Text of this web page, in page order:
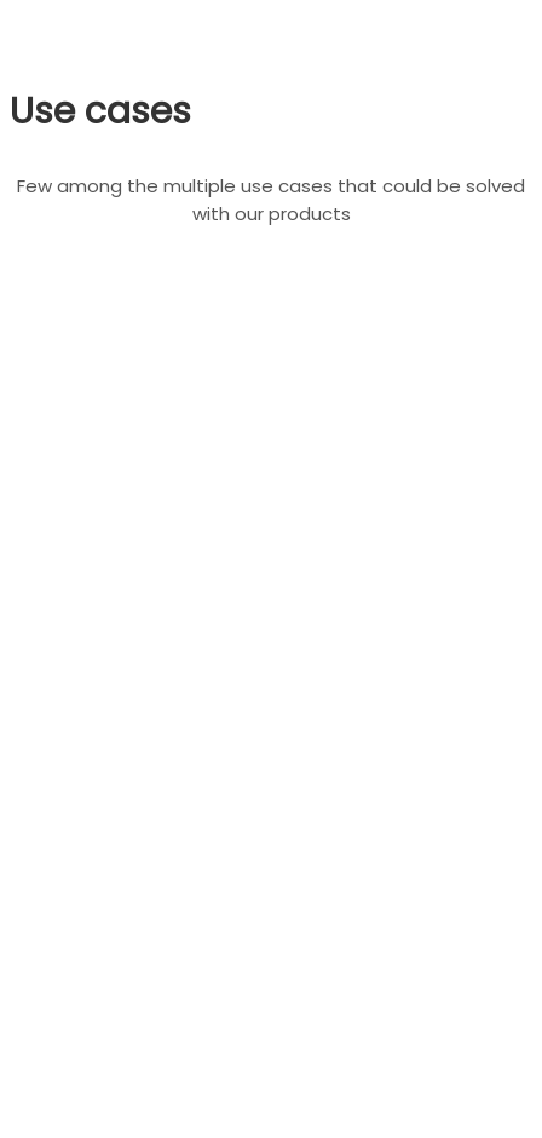
Use cases
Few among the multiple use cases that could be solved
with our products